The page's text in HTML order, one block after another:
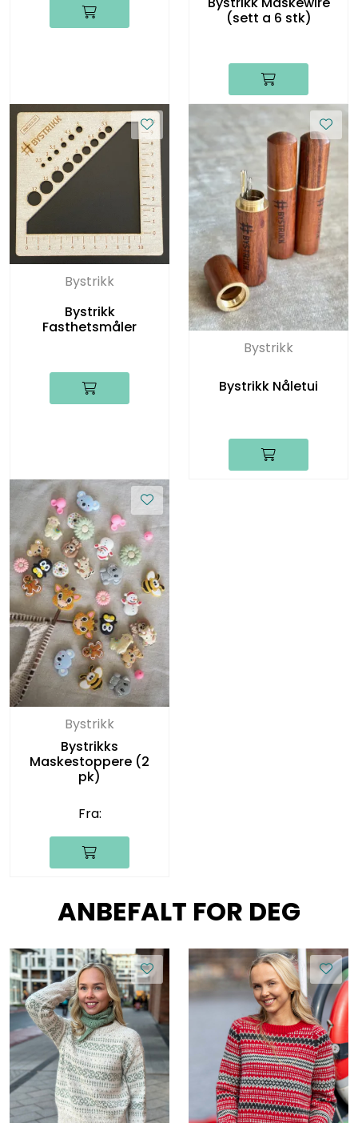
(sett a 6 stk)
Bystrikk
Bystrikk
Fasthetsmåler
Bystrikk
Bystrikk Nåletui
Bystrikk
Bystrikks
Maskestoppere (2
pk)
Fra:
ANBEFALT FOR DEG